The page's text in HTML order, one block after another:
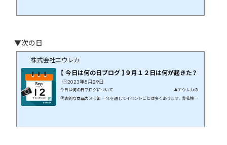
▼次の日
株式会社エウレカ
【 今日は何の日ブログ 】９月１２日は何が起きた？
2023年5月29日
今日は何の日ブログについて ▲エウレカの
代表的な商品カメラ缶 一年を通してイベントごとは多くあります。弊社株式